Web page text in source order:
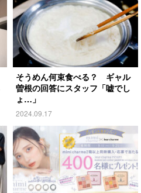
そうめん何束食べる？ ギャル
曽根の回答にスタッフ「嘘でし
ょ…」
2024.09.17